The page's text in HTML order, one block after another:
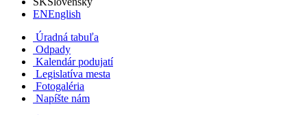
ENEnglish
Úradná tabuľa
Odpady
Kalendár podujatí
Legislatíva mesta
Fotogaléria
Napíšte nám